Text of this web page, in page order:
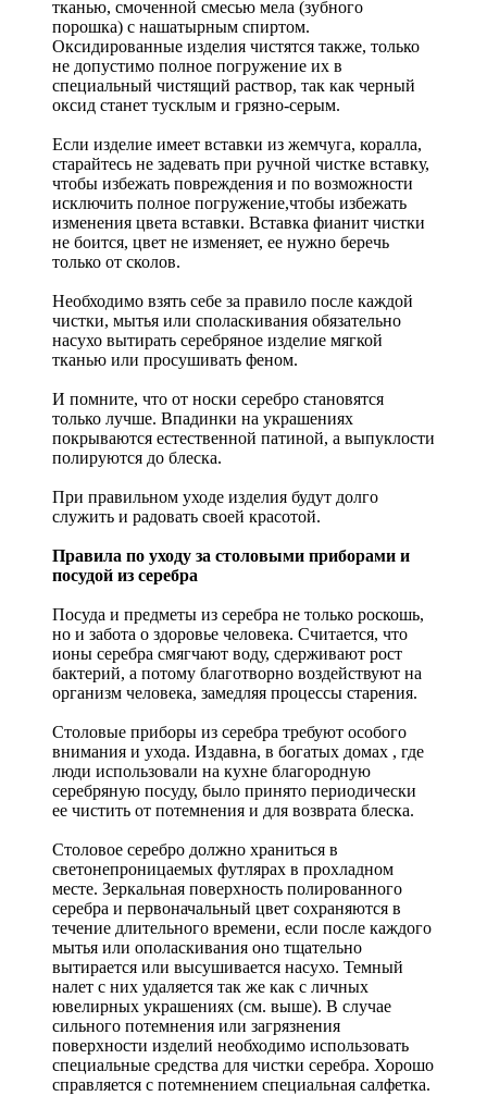
тканью, смоченной смесью мела (зубного
порошка) с нашатырным спиртом.
Оксидированные изделия чистятся также, только
не допустимо полное погружение их в
специальный чистящий раствор, так как черный
оксид станет тусклым и грязно-серым.
Если изделие имеет вставки из жемчуга, коралла,
старайтесь не задевать при ручной чистке вставку,
чтобы избежать повреждения и по возможности
исключить полное погружение,чтобы избежать
изменения цвета вставки. Вставка фианит чистки
не боится, цвет не изменяет, ее нужно беречь
только от сколов.
Необходимо взять себе за правило после каждой
чистки, мытья или споласкивания обязательно
насухо вытирать серебряное изделие мягкой
тканью или просушивать феном.
И помните, что от носки серебро становятся
только лучше. Впадинки на украшениях
покрываются естественной патиной, а выпуклости
полируются до блеска.
При правильном уходе изделия будут долго
служить и радовать своей красотой.
Правила по уходу за столовыми приборами и
посудой из серебра
Посуда и предметы из серебра не только роскошь,
но и забота о здоровье человека. Считается, что
ионы серебра смягчают воду, сдерживают рост
бактерий, а потому благотворно воздействуют на
организм человека, замедляя процессы старения.
Столовые приборы из серебра требуют особого
внимания и ухода. Издавна, в богатых домах , где
люди использовали на кухне благородную
серебряную посуду, было принято периодически
ее чистить от потемнения и для возврата блеска.
Столовое серебро должно храниться в
светонепроницаемых футлярах в прохладном
месте. Зеркальная поверхность полированного
серебра и первоначальный цвет сохраняются в
течение длительного времени, если после каждого
мытья или ополаскивания оно тщательно
вытирается или высушивается насухо. Темный
налет с них удаляется так же как с личных
ювелирных украшениях (см. выше). В случае
сильного потемнения или загрязнения
поверхности изделий необходимо использовать
специальные средства для чистки серебра. Хорошо
справляется с потемнением специальная салфетка.